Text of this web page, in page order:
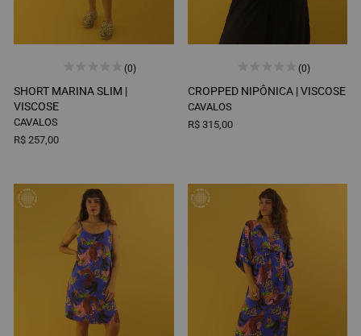
(0)
SHORT MARINA SLIM |
VISCOSE
CAVALOS
R$ 257,00
(0)
CROPPED NIPÔNICA |VISCOSE
CAVALOS
R$ 315,00